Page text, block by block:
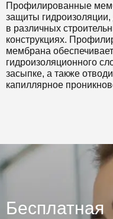
Профилированные
защиты
в различных
конструкциях.
мембрана
гидроизоляционного
засыпке, а также
капиллярное
Бесплатная